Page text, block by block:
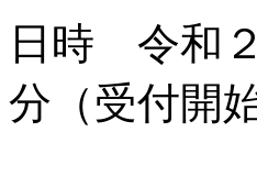
日時 令和
分（受付開